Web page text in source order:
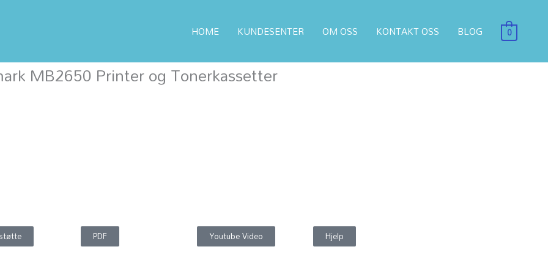
HOME KUNDESENTER OM OSS KONTAKT OSS BLOG 0
MB2650 Printer og Tonerkassetter
PDF Youtube Video Hjelp